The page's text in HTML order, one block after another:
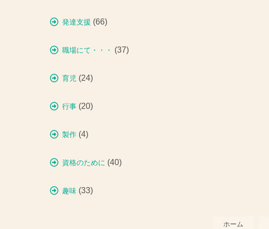
発達支援 (66)
職場にて・・・ (37)
育児 (24)
行事 (20)
製作 (4)
資格のために (40)
趣味 (33)
ホーム